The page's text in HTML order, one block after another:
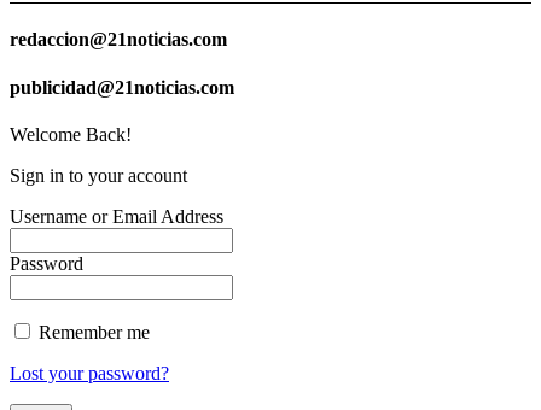
redaccion@21noticias.com
publicidad@21noticias.com
Welcome Back!
Sign in to your account
Username or Email Address
Password
Remember me
Lost your password?